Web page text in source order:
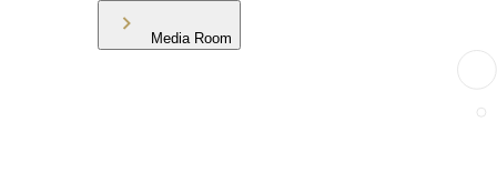
Media Room